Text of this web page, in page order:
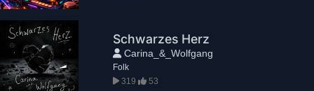
Schwarzes Herz
Carina_&_Wolfgang
Folk
319
53